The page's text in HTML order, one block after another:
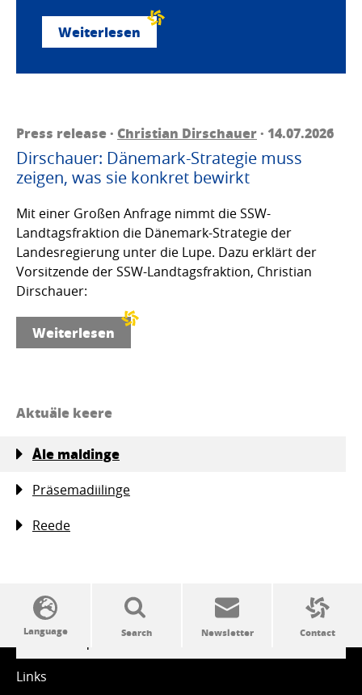
Weiterlesen
Press release · Christian Dirschauer· 14.07.2026
Dirschauer: Dänemark-Strategie muss
zeigen, was sie konkret bewirkt
Mit einer Großen Anfrage nimmt die SSW-
Landtagsfraktion die Dänemark-Strategie der
Landesregierung unter die Lupe. Dazu erklärt der
Vorsitzende der SSW-Landtagsfraktion, Christian
Dirschauer:
Weiterlesen
Aktuäle keere
Åle maldinge
Präsemadiilinge
Reede
SSW politics from A to Z
Links